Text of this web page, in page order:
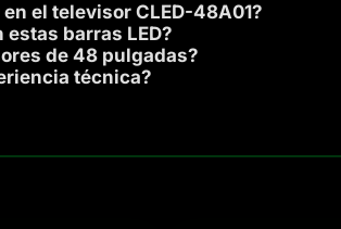
el televisor CLED-48A01?
barras LED?
de 48 pulgadas?
técnica?